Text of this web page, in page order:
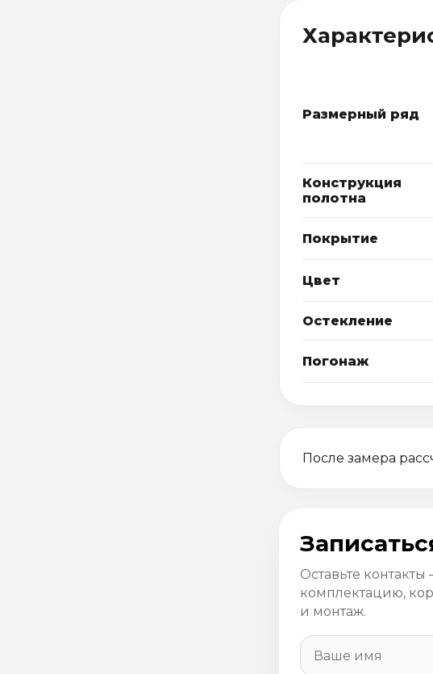
Размерный ряд
Конструкция
полотна
Покрытие
Цвет
Остекление
Погонаж
После замера
Оставьте
комплектацию,
и монтаж.